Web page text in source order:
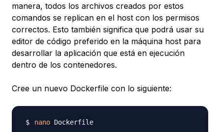
manera, todos los archivos creados por estos
comandos se replican en el host con los permisos
correctos. Esto también significa que podrá usar su
editor de código preferido en la máquina host para
desarrollar la aplicación que está en ejecución
dentro de los contenedores.
Cree un nuevo Dockerfile con lo siguiente:
nano